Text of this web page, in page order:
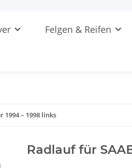
Felgen & Reifen
1994 – 1998 links
Radlauf für